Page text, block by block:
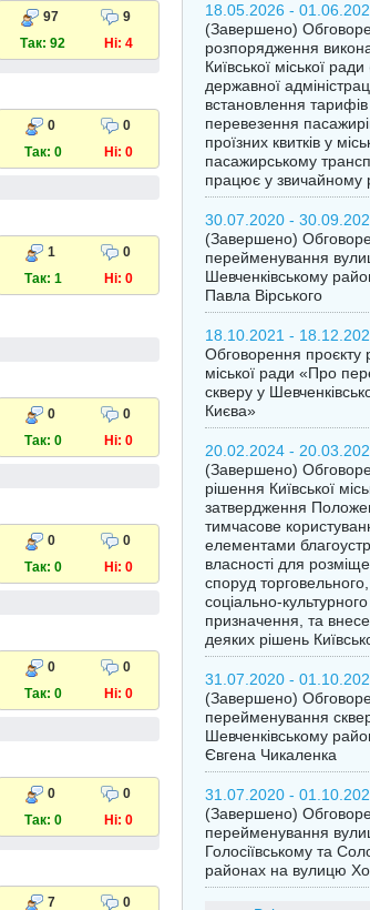
97
9
Так: 92
Ні: 4
0
0
Так: 0
Ні: 0
1
0
Так: 1
Ні: 0
0
0
Так: 0
Ні: 0
0
0
Так: 0
Ні: 0
0
0
Так: 0
Ні: 0
0
0
Так: 0
Ні: 0
7 0
18.05.2026 -
(Завершено)
розпорядження
Київської міської ради
державної
встановлення
перевезення
проїзних квитків у
пасажирському
працює у звичайному
30.07.2020 -
(Завершено)
перейменування
Шевченківському
Павла Вірського
18.10.2021 -
Обговорення проєкту
міської ради «Про
скверу у
Києва»
20.02.2024 -
(Завершено)
рішення Київської
затвердження
тимчасове
елементами
власності для
споруд
соціально-
призначення, та
деяких рішень
31.07.2020 -
(Завершено)
перейменування
Шевченківському
Євгена Чикаленка
31.07.2020 -
(Завершено)
перейменування
Голосіївському та
районах на вулицю